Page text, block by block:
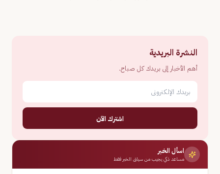
النشرة البريدية
أهم الأخبار إلى بريدك كل صباح.
اشترك الآن
اسأل الخبر
مساعد ذكي يجيب من سياق الخبر فقط